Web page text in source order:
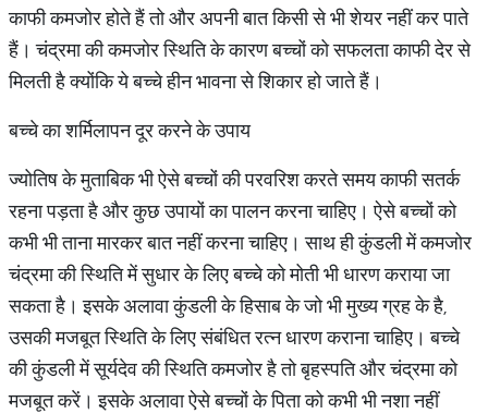
काफी कमजोर होते हैं तो और अपनी बात किसी से भी शेयर नहीं कर पाते
हैं। चंद्रमा की कमजोर स्थिति के कारण बच्चों को सफलता काफी देर से
मिलती है क्योंकि ये बच्चे हीन भावना से शिकार हो जाते हैं।
बच्चे का शर्मिलापन दूर करने के उपाय
ज्योतिष के मुताबिक भी ऐसे बच्चों की परवरिश करते समय काफी सतर्क
रहना पड़ता है और कुछ उपायों का पालन करना चाहिए। ऐसे बच्चों को
कभी भी ताना मारकर बात नहीं करना चाहिए। साथ ही कुंडली में कमजोर
चंद्रमा की स्थिति में सुधार के लिए बच्चे को मोती भी धारण कराया जा
सकता है। इसके अलावा कुंडली के हिसाब के जो भी मुख्य ग्रह के है,
उसकी मजबूत स्थिति के लिए संबंधित रत्न धारण कराना चाहिए। बच्चे
की कुंडली में सूर्यदेव की स्थिति कमजोर है तो बृहस्पति और चंद्रमा को
मजबूत करें। इसके अलावा ऐसे बच्चों के पिता को कभी भी नशा नहीं